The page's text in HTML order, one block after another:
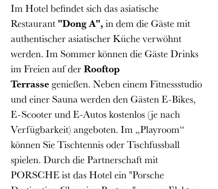
Im Hotel befindet sich das asiatische
Restaurant "Dong A", in dem die Gäste mit
authentischer asiatischer Küche verwöhnt
werden. Im Sommer können die Gäste Drinks
im Freien auf derRooftop
Terrasse genießen. Neben einem Fitnessstudio
und einer Sauna werden den Gästen E-Bikes,
E-Scooter und E-Autos kostenlos (je nach
Verfügbarkeit) angeboten. Im „Playroom“
können Sie Tischtennis oder Tischfussball
spielen. Durch die Partnerschaft mit
PORSCHE ist das Hotel ein "Porsche